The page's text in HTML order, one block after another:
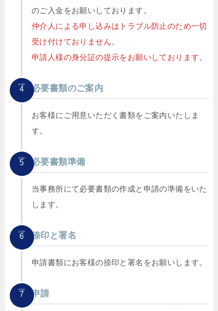
のご入金をお願いしております。
仲介人による申し込みはトラブル防止のため一切
受け付けておりません。
申請人様の身分証の提示をお願いしております。
必要書類のご案内
お客様にご用意いただく書類をご案内いたしま
す。
STEP
4
必要書類準備
当事務所にて必要書類の作成と申請の準備をいた
します。
STEP
5
捺印と署名
申請書類にお客様の捺印と署名をお願いします。
STEP
6
申請
STEP
7